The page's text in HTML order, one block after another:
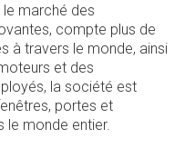
marché des
compte plus de
à travers le monde, ainsi
et des
la société est
portes et
monde entier.